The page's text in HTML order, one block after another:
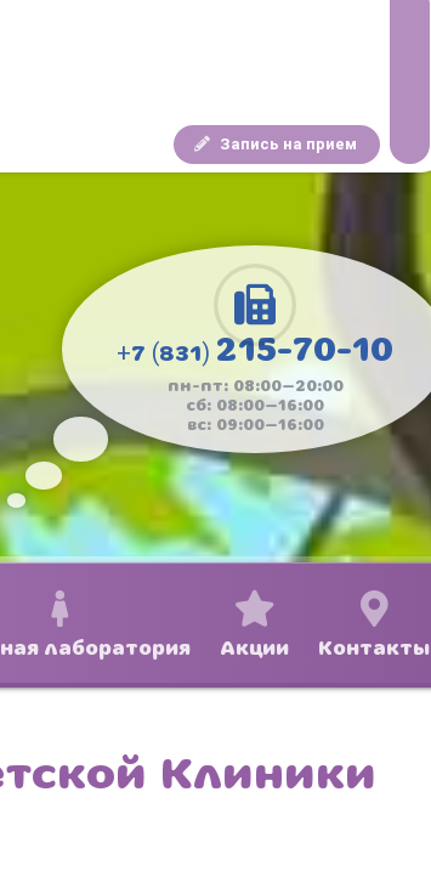
Запись на прием
+7 (831) 215-70-10
пн-пт: 08:00—20:00
сб: 08:00—16:00
вс: 09:00—16:00
лаборатория Акции Контакты
Клиники